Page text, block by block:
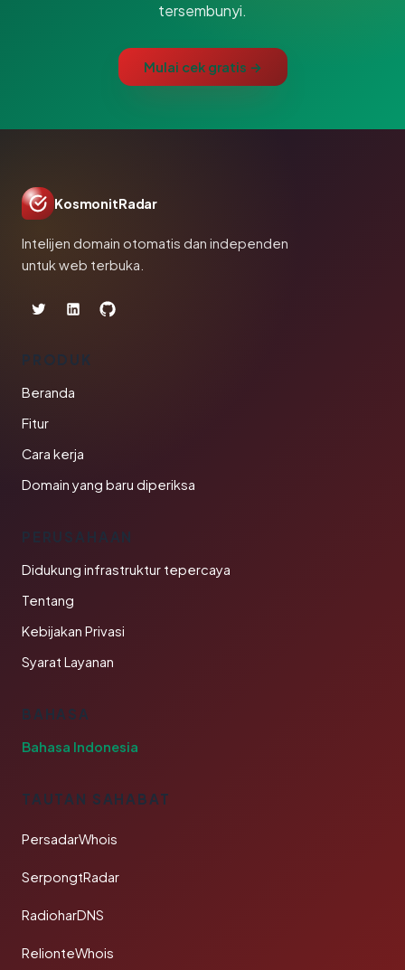
tersembunyi.
Mulai cek gratis →
KosmonitRadar
Intelijen domain otomatis dan independen
untuk web terbuka.
PRODUK
Beranda
Fitur
Cara kerja
Domain yang baru diperiksa
PERUSAHAAN
Didukung infrastruktur tepercaya
Tentang
Kebijakan Privasi
Syarat Layanan
BAHASA
Bahasa Indonesia
TAUTAN SAHABAT
PersadarWhois
SerpongtRadar
RadioharDNS
RelionteWhois